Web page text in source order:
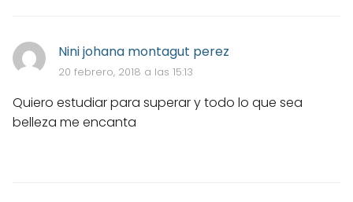
Nini johana montagut perez
20 febrero, 2018 a las 15:13
Quiero estudiar para superar y todo lo que sea
belleza me encanta